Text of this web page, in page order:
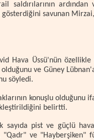
ardından
savunan
Hava Üssü'nün
olduğunu ve Güney
söyledi.
konuşlu olduğunu
belirtti.
sayıda pist ve güçlü
ve "Hayberşiken"